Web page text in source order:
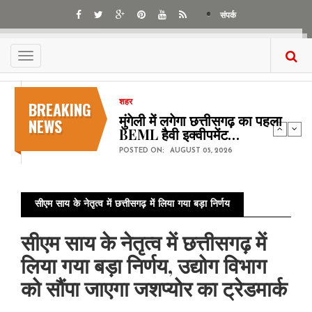
main
content
संपर्क
Toggle
navigation
BREAKING
NEWS
शहर
मुंगेली में लगेगा छत्तीसगढ़ का पहला
BEML हैवी इक्वीपमेंट…
POSTED ON: AUGUST 05, 2026
सीएम साय के नेतृत्व में छत्तीसगढ़ में लिया गया बड़ा निर्णय
सीएम साय के नेतृत्व में छत्तीसगढ़ में
लिया गया बड़ा निर्णय, उद्योग विभाग
को सौंपा जाएगा जशप्योर का ट्रेडमार्क